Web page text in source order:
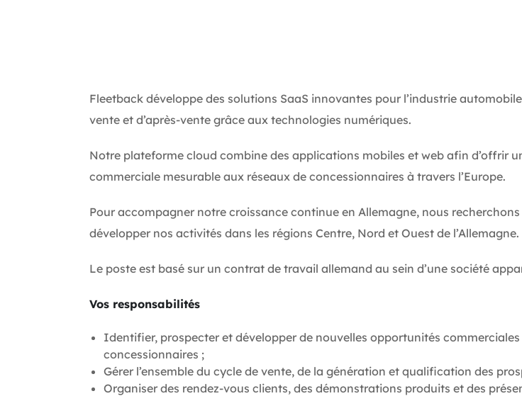
Fleetback développe des solutions SaaS innovantes pour l’industrie
vente et d’après-vente grâce aux technologies numériques.
Notre plateforme cloud combine des applications mobiles et web afin d’offrir
commerciale mesurable aux réseaux de concessionnaires à travers l’Europe.
Pour accompagner notre croissance continue en Allemagne, nous
développer nos activités dans les régions Centre, Nord et Ouest de l’Allemagne.
Le poste est basé sur un contrat de travail allemand au sein d’une société
Vos responsabilités
Identifier, prospecter et développer de nouvelles opportunités
concessionnaires ;
Gérer l’ensemble du cycle de vente, de la génération et qualification des
Organiser des rendez-vous clients, des démonstrations produits et des